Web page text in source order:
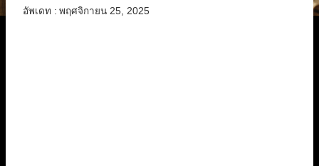
อัพเดท : พฤศจิกายน 25, 2025